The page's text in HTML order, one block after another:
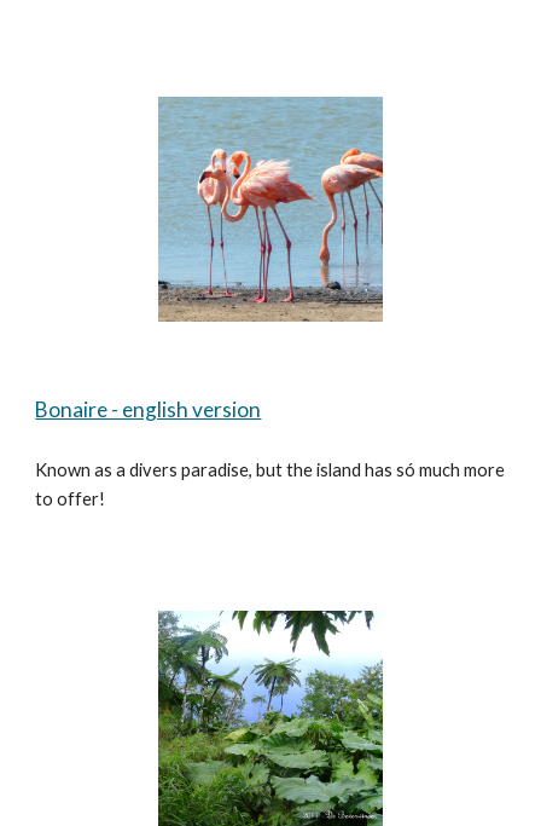
Bonaire - english version
Known as a divers paradise, but the island has só much more
to offer!